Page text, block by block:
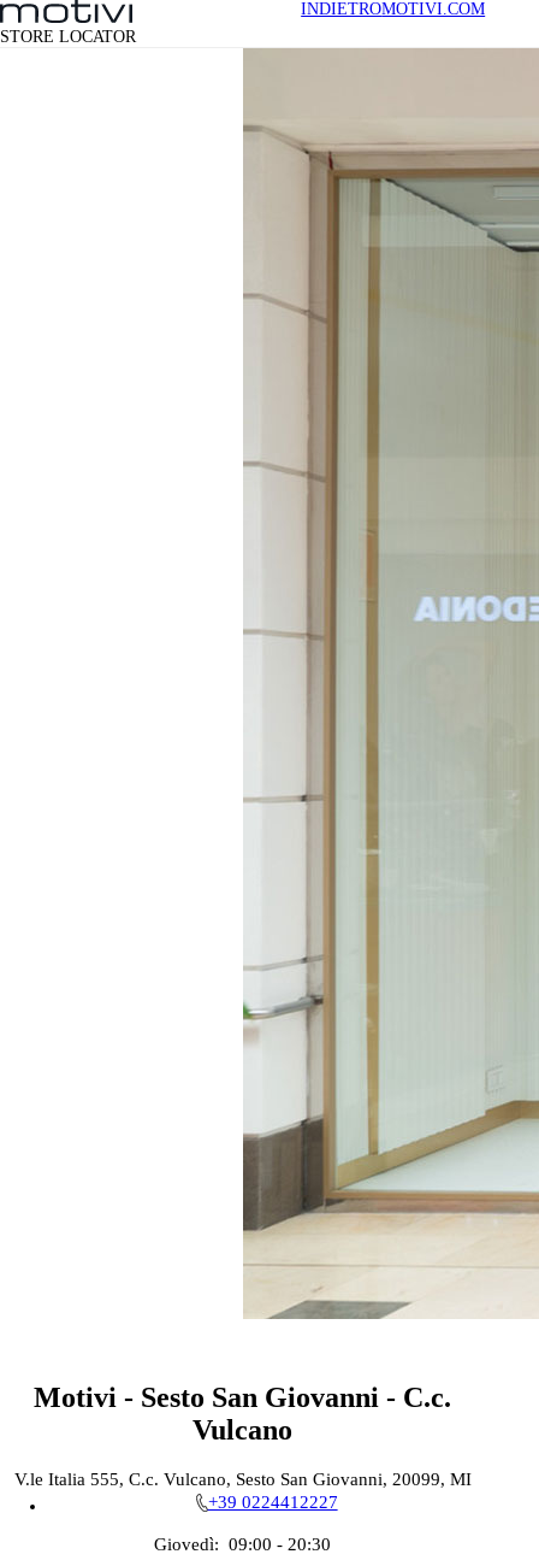
STORE LOCATOR
INDIETROMOTIVI.COM
Motivi - Sesto San Giovanni - C.c.
Vulcano
V.le Italia 555, C.c. Vulcano, Sesto San Giovanni, 20099, MI
+39 0224412227
Giovedì: 09:00 - 20:30